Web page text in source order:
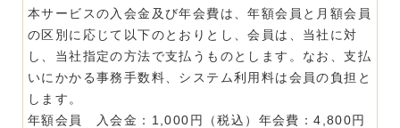
本サービスの入会金及び年会費は、年額会員と月額会員
の区別に応じて以下のとおりとし、会員は、当社に対
し、当社指定の方法で支払うものとします。なお、支払
いにかかる事務手数料、システム利用料は会員の負担と
します。
年額会員 入会金：1,000円（税込）年会費：4,800円